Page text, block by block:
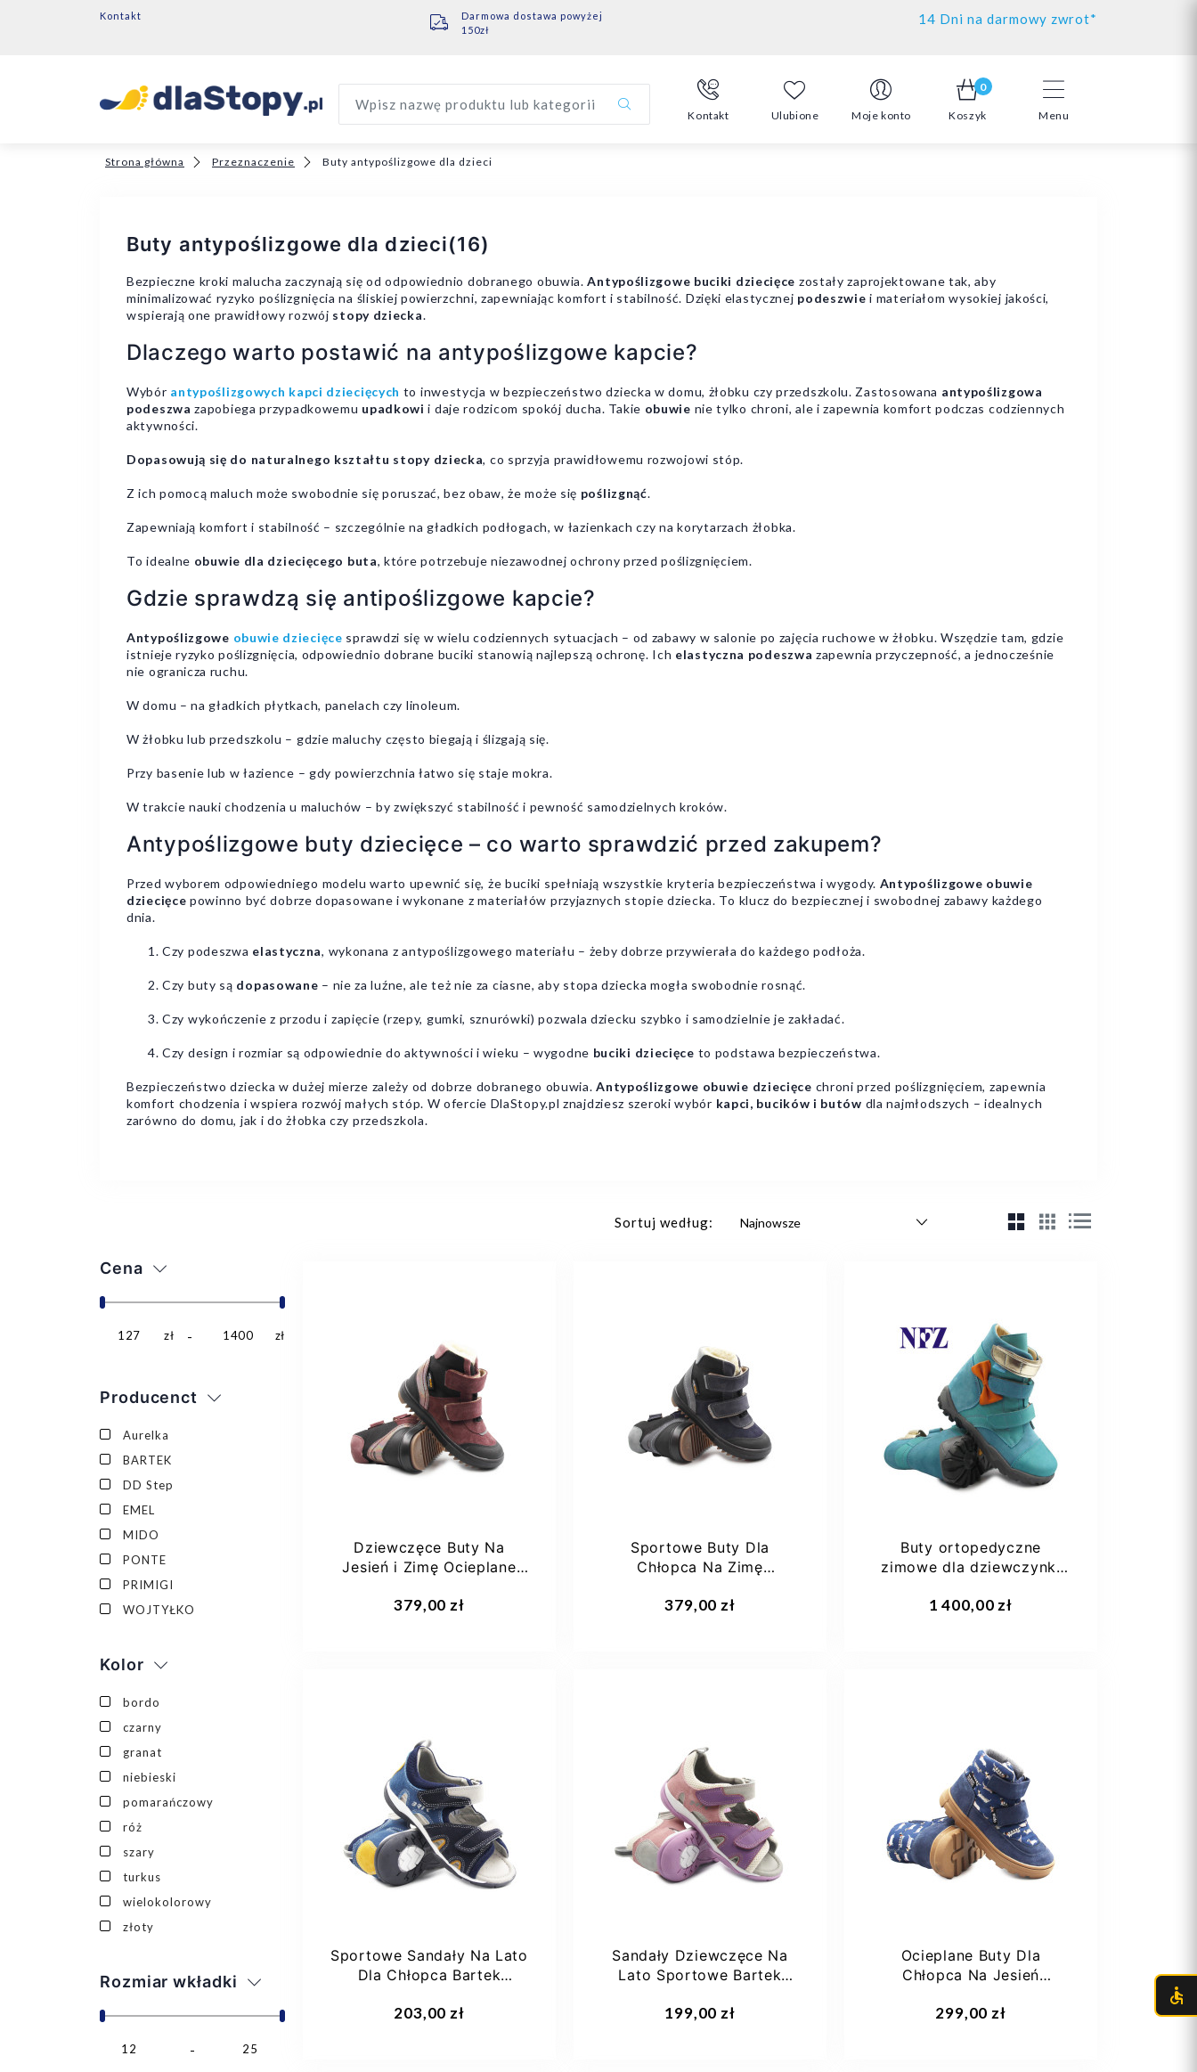
Kontakt
Darmowa dostawa powyżej
150zł
14 Dni na darmowy zwrot*
Menu
Wpisz nazwę produktu lub kategorii
Kontakt Ulubione Moje konto
0
Koszyk
Strona główna Przeznaczenie Buty antypoślizgowe dla dzieci
Buty antypoślizgowe dla dzieci(16)
Bezpieczne kroki malucha zaczynają się od odpowiednio dobranego obuwia.Antypoślizgowe buciki dziecięce zostały zaprojektowane tak, aby
minimalizować ryzyko poślizgnięcia na śliskiej powierzchni, zapewniając komfort i stabilność. Dzięki elastycznej podeszwie i materiałom wysokiej jakości,
wspierają one prawidłowy rozwój stopy dziecka.
Dlaczego warto postawić na antypoślizgowe kapcie?
Wybór antypoślizgowych kapci dziecięcych to inwestycja w bezpieczeństwo dziecka w domu, żłobku czy przedszkolu. Zastosowana antypoślizgowa
podeszwa zapobiega przypadkowemu upadkowi i daje rodzicom spokój ducha. Takie obuwie nie tylko chroni, ale i zapewnia komfort podczas codziennych
aktywności.
Dopasowują się do naturalnego kształtu stopy dziecka, co sprzyja prawidłowemu rozwojowi stóp.
Z ich pomocą maluch może swobodnie się poruszać, bez obaw, że może się poślizgnąć.
Zapewniają komfort i stabilność – szczególnie na gładkich podłogach, w łazienkach czy na korytarzach żłobka.
To idealne obuwie dla dziecięcego buta, które potrzebuje niezawodnej ochrony przed poślizgnięciem.
Gdzie sprawdzą się antipoślizgowe kapcie?
Antypoślizgowe obuwie dziecięce sprawdzi się w wielu codziennych sytuacjach – od zabawy w salonie po zajęcia ruchowe w żłobku. Wszędzie tam, gdzie
istnieje ryzyko poślizgnięcia, odpowiednio dobrane buciki stanowią najlepszą ochronę. Ich elastyczna podeszwa zapewnia przyczepność, a jednocześnie
nie ogranicza ruchu.
W domu – na gładkich płytkach, panelach czy linoleum.
W żłobku lub przedszkolu – gdzie maluchy często biegają i ślizgają się.
Przy basenie lub w łazience – gdy powierzchnia łatwo się staje mokra.
W trakcie nauki chodzenia u maluchów – by zwiększyć stabilność i pewność samodzielnych kroków.
Antypoślizgowe buty dziecięce – co warto sprawdzić przed zakupem?
Przed wyborem odpowiedniego modelu warto upewnić się, że buciki spełniają wszystkie kryteria bezpieczeństwa i wygody. Antypoślizgowe obuwie
dziecięce powinno być dobrze dopasowane i wykonane z materiałów przyjaznych stopie dziecka. To klucz do bezpiecznej i swobodnej zabawy każdego
dnia.
Czy podeszwa elastyczna, wykonana z antypoślizgowego materiału – żeby dobrze przywierała do każdego podłoża.
Czy buty są dopasowane – nie za luźne, ale też nie za ciasne, aby stopa dziecka mogła swobodnie rosnąć.
Czy wykończenie z przodu i zapięcie (rzepy, gumki, sznurówki) pozwala dziecku szybko i samodzielnie je zakładać.
Czy design i rozmiar są odpowiednie do aktywności i wieku – wygodne buciki dziecięce to podstawa bezpieczeństwa.
Bezpieczeństwo dziecka w dużej mierze zależy od dobrze dobranego obuwia.Antypoślizgowe obuwie dziecięce chroni przed poślizgnięciem, zapewnia
komfort chodzenia i wspiera rozwój małych stóp. W ofercie DlaStopy.pl znajdziesz szeroki wybór kapci, bucików i butów dla najmłodszych – idealnych
zarówno do domu, jak i do żłobka czy przedszkola.
Cena
127 zł 1400 zł
Producenct
Aurelka
BARTEK
DD Step
EMEL
MIDO
PONTE
PRIMIGI
WOJTYŁKO
Kolor
bordo
czarny
granat
niebieski
pomarańczowy
róż
szary
turkus
wielokolorowy
złoty
Rozmiar wkładki
12 25
Sortuj według:
Dziewczęce Buty Na
Jesień i Zimę Ocieplane
379,00 zł
27 28
30
+1
Sportowe Buty Dla
Chłopca Na Zimę
13
379,00 zł
27 28
31
Buty ortopedyczne
zimowe dla dziewczynki
30
1 400,00 zł
30
Sportowe Sandały Na Lato
Dla Chłopca Bartek
203,00 zł
Sandały Dziewczęce Na
Lato Sportowe Bartek
199,00 zł
Ocieplane Buty Dla
Chłopca Na Jesień
299,00 zł